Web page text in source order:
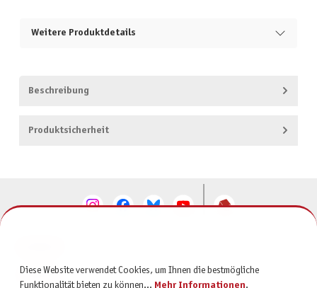
Weitere Produktdetails
Beschreibung
Produktsicherheit
SERVICE
Diese Website verwendet Cookies, um Ihnen die bestmögliche
Funktionalität bieten zu können... Mehr Informationen.